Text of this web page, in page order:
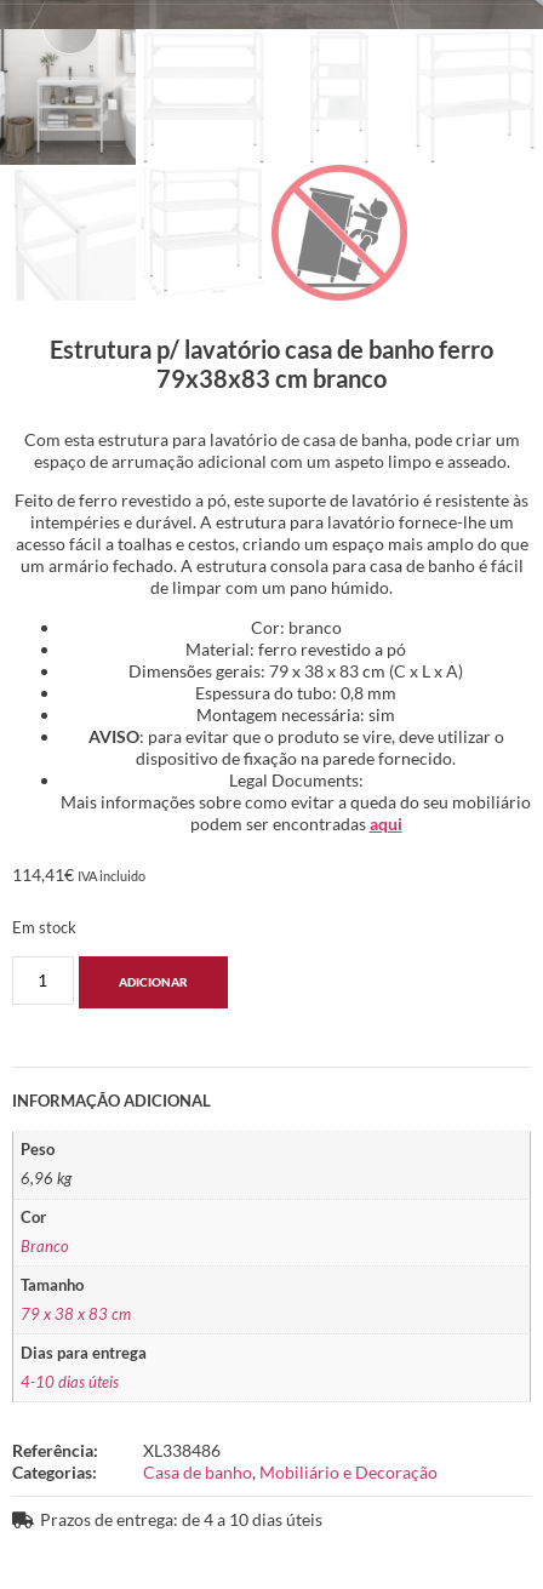
Estrutura p/ lavatório casa de banho ferro
79x38x83 cm branco
Com esta estrutura para lavatório de casa de banha, pode criar um
espaço de arrumação adicional com um aspeto limpo e asseado.
Feito de ferro revestido a pó, este suporte de lavatório é resistente às
intempéries e durável. A estrutura para lavatório fornece-lhe um
acesso fácil a toalhas e cestos, criando um espaço mais amplo do que
um armário fechado. A estrutura consola para casa de banho é fácil
de limpar com um pano húmido.
Cor: branco
Material: ferro revestido a pó
Dimensões gerais: 79 x 38 x 83 cm (C x L x A)
Espessura do tubo: 0,8 mm
Montagem necessária: sim
AVISO: para evitar que o produto se vire, deve utilizar o
dispositivo de fixação na parede fornecido.
Legal Documents:
Mais informações sobre como evitar a queda do seu mobiliário
podem ser encontradasaqui
114,41€ IVA incluido
Em stock
ADICIONAR
INFORMAÇÃO ADICIONAL
Peso
6,96 kg
Cor
Branco
Tamanho
79 x 38 x 83 cm
Dias para entrega
4-10 dias úteis
Referência:
XL338486
Categorias:
Casa de banho, Mobiliário e Decoração
Prazos de entrega: de 4 a 10 dias úteis